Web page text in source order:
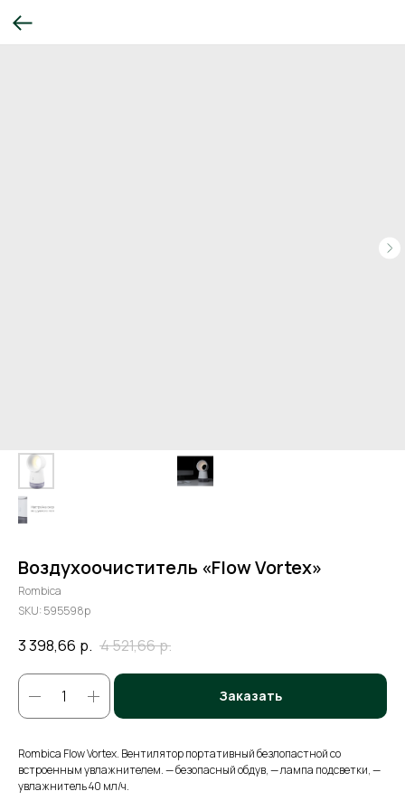
Воздухоочиститель «Flow Vortex»
Rombica
SKU: 595598p
3 398,66 р. 4 521,66р.
Заказать
Rombica Flow Vortex. Вентилятор портативный безлопастной со
встроенным увлажнителем. — безопасный обдув, — лампа подсветки, —
увлажнитель 40 мл/ч.